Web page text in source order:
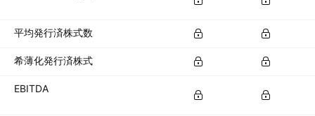
平均発行済株式数
希薄化発行済株式
EBITDA